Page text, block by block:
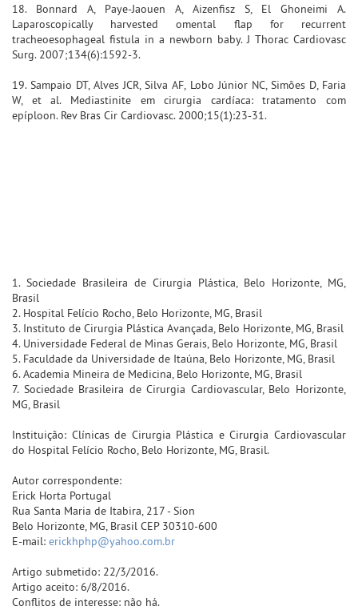
18. Bonnard A, Paye-Jaouen A, Aizenfisz S, El Ghoneimi A.
Laparoscopically harvested omental flap for recurrent
tracheoesophageal fistula in a newborn baby. J Thorac Cardiovasc
Surg. 2007;134(6):1592-3.
19. Sampaio DT, Alves JCR, Silva AF, Lobo Júnior NC, Simões D, Faria
W, et al. Mediastinite em cirurgia cardíaca: tratamento com
epíploon. Rev Bras Cir Cardiovasc. 2000;15(1):23-31.
1. Sociedade Brasileira de Cirurgia Plástica, Belo Horizonte, MG,
Brasil
2. Hospital Felício Rocho, Belo Horizonte, MG, Brasil
3. Instituto de Cirurgia Plástica Avançada, Belo Horizonte, MG, Brasil
4. Universidade Federal de Minas Gerais, Belo Horizonte, MG, Brasil
5. Faculdade da Universidade de Itaúna, Belo Horizonte, MG, Brasil
6. Academia Mineira de Medicina, Belo Horizonte, MG, Brasil
7. Sociedade Brasileira de Cirurgia Cardiovascular, Belo Horizonte,
MG, Brasil
Instituição: Clínicas de Cirurgia Plástica e Cirurgia Cardiovascular
do Hospital Felício Rocho, Belo Horizonte, MG, Brasil.
Autor correspondente:
Erick Horta Portugal
Rua Santa Maria de Itabira, 217 - Sion
Belo Horizonte, MG, Brasil CEP 30310-600
E-mail: erickhphp@yahoo.com.br
Artigo submetido: 22/3/2016.
Artigo aceito: 6/8/2016.
Conflitos de interesse: não há.